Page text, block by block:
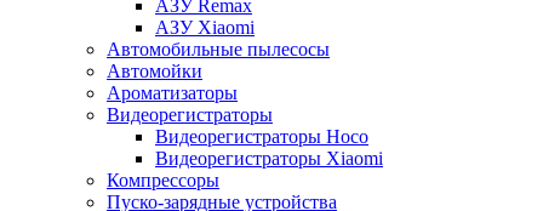
АЗУ Remax
АЗУ Xiaomi
Автомобильные пылесосы
Автомойки
Ароматизаторы
Видеорегистраторы
Видеорегистраторы Hoco
Видеорегистраторы Xiaomi
Компрессоры
Пуско-зарядные устройства